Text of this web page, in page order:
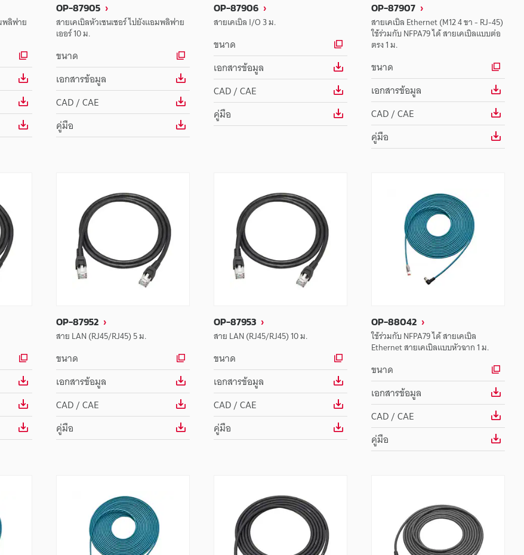
พลิฟาย
OP-87905
สายเคเบิลหัวเซนเซอร์ ไปยังแอมพลิฟาย
เออร์ 10 ม.
ขนาด
เอกสารข้อมูล
CAD / CAE
คู่มือ
OP-87906
สายเคเบิล I/O 3 ม.
ขนาด
เอกสารข้อมูล
CAD / CAE
คู่มือ
OP-87907
สายเคเบิล Ethernet (M12 4 ขา - RJ-45)
ใช้ร่วมกับ NFPA79 ได้ สายเคเบิลแบบต่อ
ตรง 1 ม.
ขนาด
เอกสารข้อมูล
CAD / CAE
คู่มือ
OP-87952
สาย LAN (RJ45/RJ45) 5 ม.
ขนาด
เอกสารข้อมูล
CAD / CAE
คู่มือ
OP-87953
สาย LAN (RJ45/RJ45) 10 ม.
ขนาด
เอกสารข้อมูล
CAD / CAE
คู่มือ
OP-88042
ใช้ร่วมกับ NFPA79 ได้ สายเคเบิล
Ethernet สายเคเบิลแบบหัวฉาก 1 ม.
ขนาด
เอกสารข้อมูล
CAD / CAE
คู่มือ